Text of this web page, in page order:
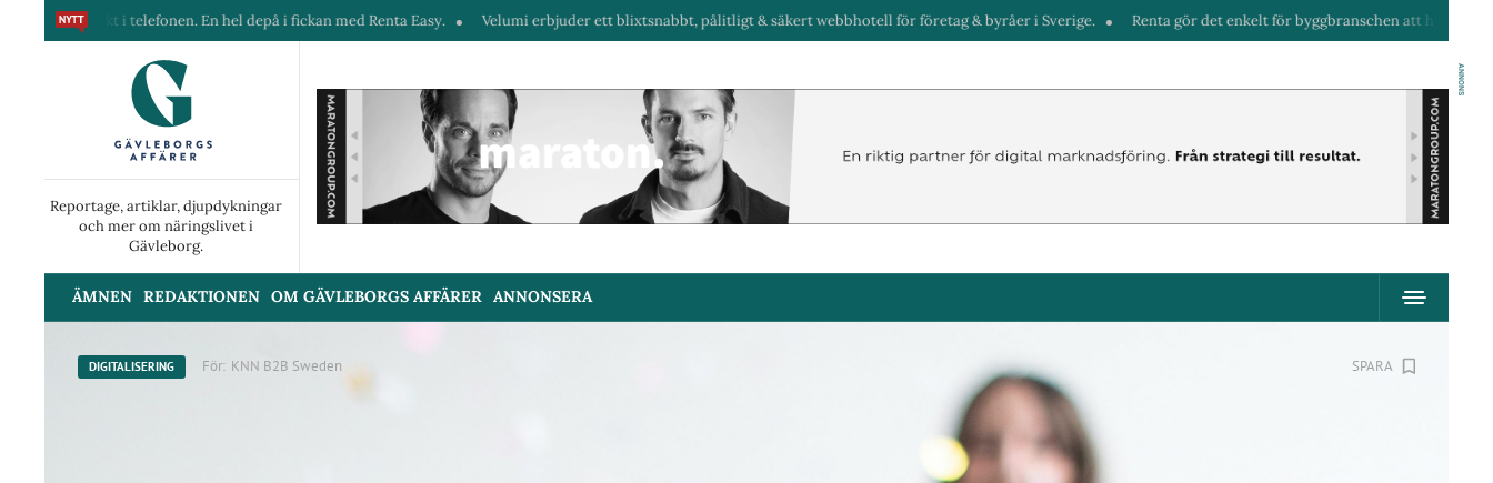
En hel depå i fickan med Renta Easy. Velumi erbjuder ett blixtsnabbt, pålitligt & säkert webbhotell för företag & byråer i Sverige. Renta gör det enkelt för byggbranschen att hyra maskiner direkt i
Reportage, artiklar, djupdykningar
och mer om näringslivet i
Gävleborg.
ANNONS
ÄMNEN REDAKTIONEN OM GÄVLEBORGS AFFÄRER ANNONSERA
DIGITALISERING För: KNN B2B Sweden SPARA